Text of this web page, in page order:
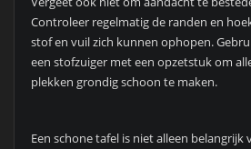
Controleer regelmatig de randen en
stof en vuil zich kunnen ophopen.
een stofzuiger met een opzetstuk om
plekken grondig schoon te maken.
Een schone tafel is niet alleen belangrijk